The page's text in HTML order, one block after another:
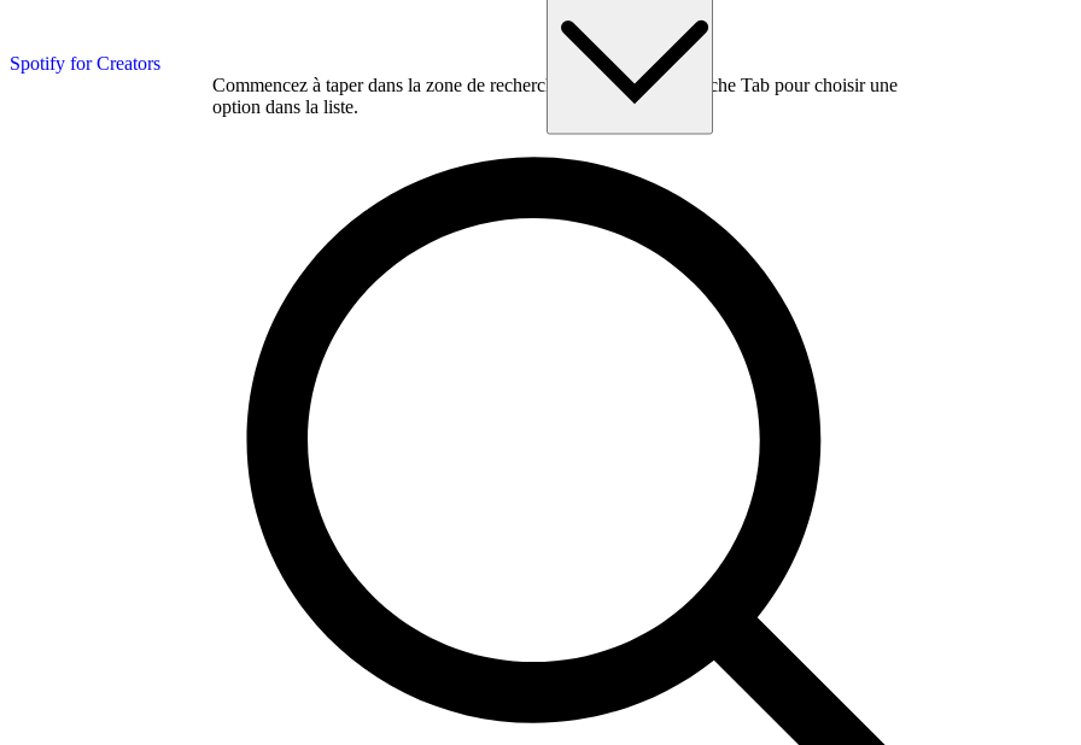
Spotify for Creators
Commencez à taper dans la zone de recherche, puis utilisez la touche Tab pour choisir une
option dans la liste.